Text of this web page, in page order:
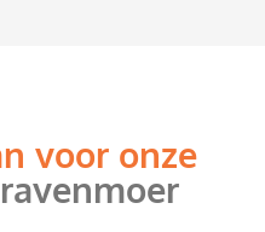
voor onze